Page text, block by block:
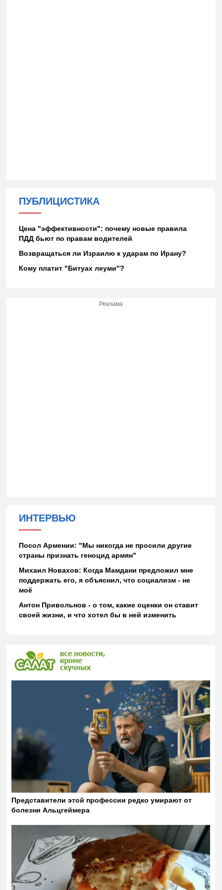
ПУБЛИЦИСТИКА
Цена "эффективности": почему новые правила
ПДД бьют по правам водителей
Возвращаться ли Израилю к ударам по Ирану?
Кому платит "Битуах леуми"?
Реклама
ИНТЕРВЬЮ
Посол Армении: "Мы никогда не просили другие
страны признать геноцид армян"
Михаил Новахов: Когда Мамдани предложил мне
поддержать его, я объяснил, что социализм - не
моё
Антон Привольнов - о том, какие оценки он ставит
своей жизни, и что хотел бы в ней изменить